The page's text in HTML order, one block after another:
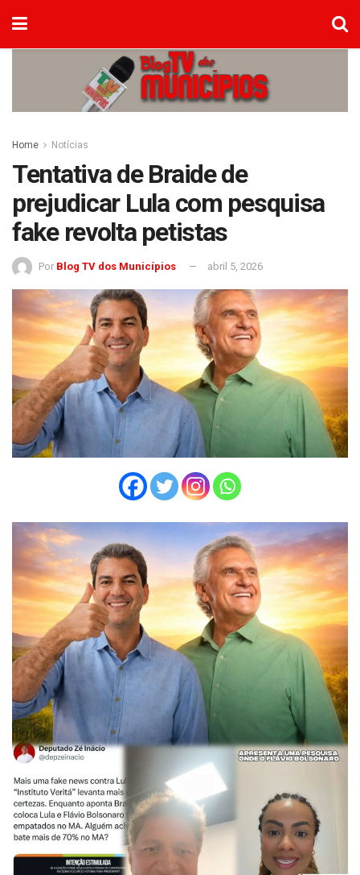
Home Notícias
Tentativa de Braide de
prejudicar Lula com pesquisa
fake revolta petistas
Por Blog TV dos Municípios abril 5, 2026